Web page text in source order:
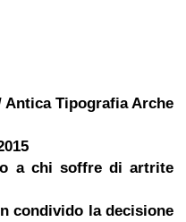
Tipografia Arche
a chi soffre di artrite
condivido la decisione